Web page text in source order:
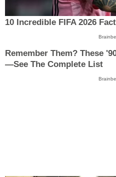
10 Incredible FIFA 2026
Remember Them? These
—See The Complete List